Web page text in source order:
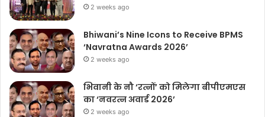
2 weeks ago
Bhiwani’s Nine Icons to Receive BPMS
‘Navratna Awards 2026’
2 weeks ago
भिवानी के नौ ‘रत्नों’ को मिलेगा बीपीएमएस
का ‘नवरत्न अवार्ड 2026’
2 weeks ago